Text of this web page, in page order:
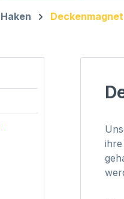
Haken Deckenmagnet